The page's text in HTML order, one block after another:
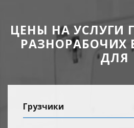
ЦЕНЫ НА УСЛУГИ
РАЗНОРАБОЧИХ
ДЛЯ
Грузчики